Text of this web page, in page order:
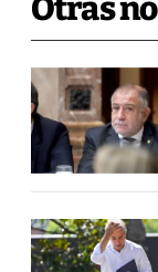
Otras